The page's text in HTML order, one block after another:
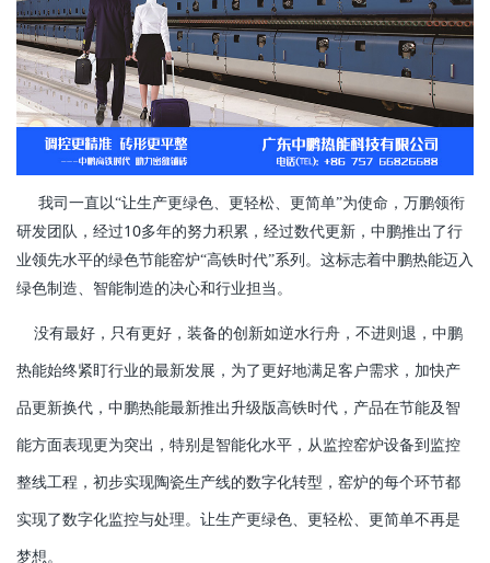
我司一直以“让生产更绿色、更轻松、更简单”为使命，万鹏领衔
研发团队，经过10多年的努力积累，经过数代更新，中鹏推出了行
业领先水平的绿色节能窑炉“高铁时代”系列。这标志着中鹏热能迈入
绿色制造、智能制造的决心和行业担当。
没有最好，只有更好，装备的创新如逆水行舟，不进则退，中鹏
热能始终紧盯行业的最新发展，为了更好地满足客户需求，加快产
品更新换代，中鹏热能最新推出升级版高铁时代，产品在节能及智
能方面表现更为突出，特别是智能化水平，从监控窑炉设备到监控
整线工程，初步实现陶瓷生产线的数字化转型，窑炉的每个环节都
实现了数字化监控与处理。让生产更绿色、更轻松、更简单不再是
梦想。